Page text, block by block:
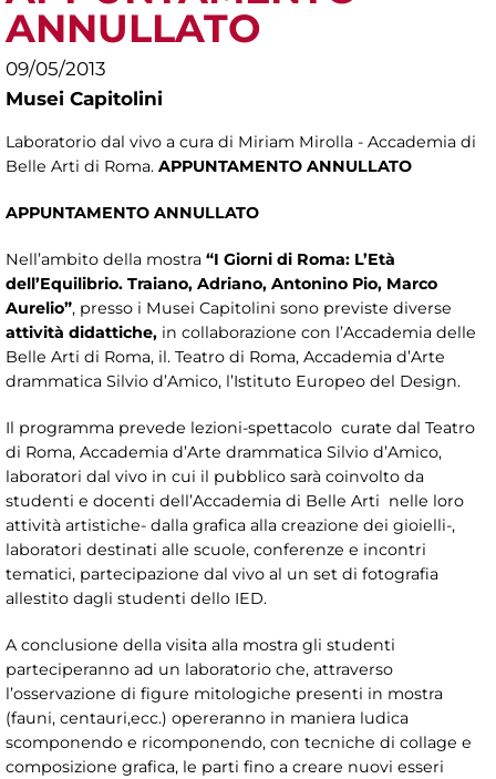
ANNULLATO
09/05/2013
Musei Capitolini
Laboratorio dal vivo a cura di Miriam Mirolla - Accademia di
Belle Arti di Roma. APPUNTAMENTO ANNULLATO
APPUNTAMENTO ANNULLATO
Nell’ambito della mostra “I Giorni di Roma: L’Età
dell’Equilibrio. Traiano, Adriano, Antonino Pio, Marco
Aurelio”, presso i Musei Capitolini sono previste diverse
attività didattiche, in collaborazione con l’Accademia delle
Belle Arti di Roma, il. Teatro di Roma, Accademia d’Arte
drammatica Silvio d’Amico, l’Istituto Europeo del Design.
Il programma prevede lezioni-spettacolo curate dal Teatro
di Roma, Accademia d’Arte drammatica Silvio d’Amico,
laboratori dal vivo in cui il pubblico sarà coinvolto da
studenti e docenti dell’Accademia di Belle Arti nelle loro
attività artistiche- dalla grafica alla creazione dei gioielli-,
laboratori destinati alle scuole, conferenze e incontri
tematici, partecipazione dal vivo al un set di fotografia
allestito dagli studenti dello IED.
A conclusione della visita alla mostra gli studenti
parteciperanno ad un laboratorio che, attraverso
l’osservazione di figure mitologiche presenti in mostra
(fauni, centauri,ecc.) opereranno in maniera ludica
scomponendo e ricomponendo, con tecniche di collage e
composizione grafica, le parti fino a creare nuovi esseri